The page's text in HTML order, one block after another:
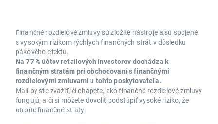
Finančné rozdielové zmluvy sú zložité nástroje a sú spojené
s vysokým rizikom rýchlych finančných strát v dôsledku
pákového efektu.
Na 77 % účtov retailových investorov dochádza k
finančným stratám pri obchodovaní s finančnými
rozdielovými zmluvami u tohto poskytovateľa.
Mali by ste zvážiť, či chápete, ako finančné rozdielové zmluvy
fungujú, a či si môžete dovoliť podstúpiť vysoké riziko, že
utrpíte finančné straty.